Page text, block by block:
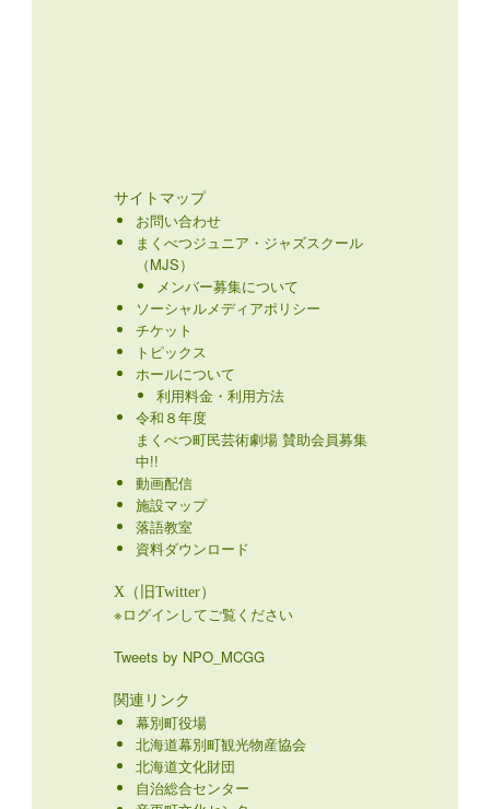
サイトマップ
お問い合わせ
まくべつジュニア・ジャズスクール
（MJS）
メンバー募集について
ソーシャルメディアポリシー
チケット
トピックス
ホールについて
利用料金・利用方法
令和８年度
まくべつ町民芸術劇場 賛助会員募集
中!!
動画配信
施設マップ
落語教室
資料ダウンロード
X（旧Twitter）
※ログインしてご覧ください
Tweets by NPO_MCGG
関連リンク
幕別町役場
北海道幕別町観光物産協会
北海道文化財団
自治総合センター